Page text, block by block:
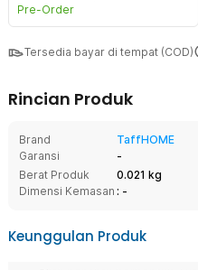
Pre-Order
Tersedia bayar di tempat (COD)
Rincian Produk
Brand
TaffHOME
Garansi
-
Berat Produk
0.021 kg
Dimensi Kemasan : -
Keunggulan Produk